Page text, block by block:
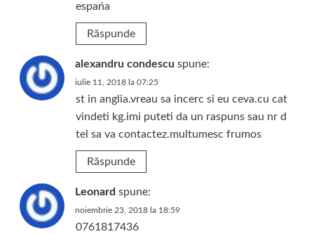
espańa
Răspunde
alexandru condescu spune:
iulie 11, 2018 la 07:25
st in anglia.vreau sa incerc si eu ceva.cu cat
vindeti kg.imi puteti da un raspuns sau nr d
tel sa va contactez.multumesc frumos
Răspunde
Leonard spune:
noiembrie 23, 2018 la 18:59
0761817436